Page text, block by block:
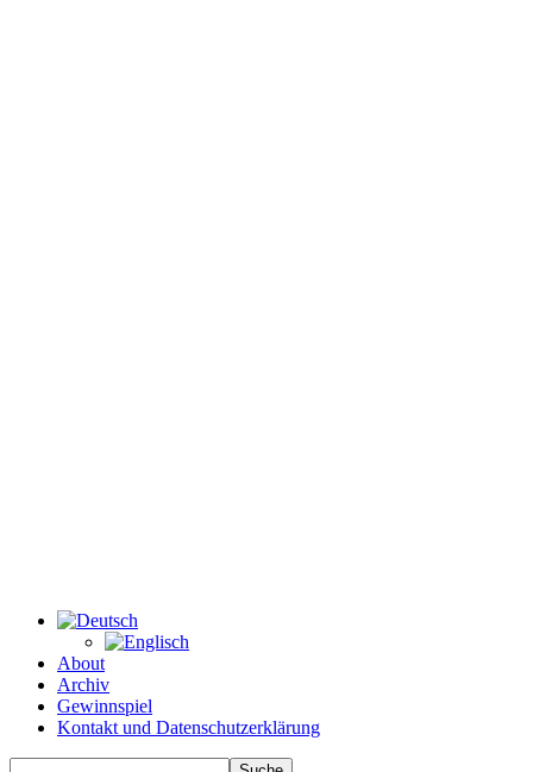
About
Archiv
Gewinnspiel
Kontakt und Datenschutzerklärung